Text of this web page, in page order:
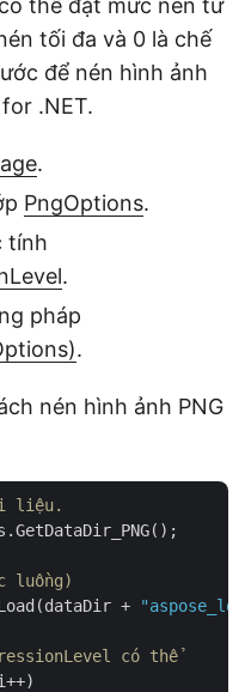
thể đặt mức nén từ
tối đa và 0 là chế
để nén hình ảnh
.NET.
.
PngOptions.
tính
.
pháp
.
nén hình ảnh PNG
liệu.
luồng)
+
có thể